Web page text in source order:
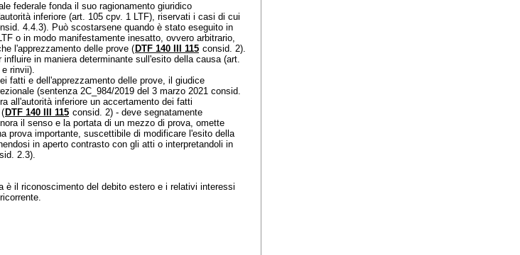
federale fonda il suo ragionamento giuridico
inferiore (art. 105 cpv. 1 LTF), riservati i casi di cui
4.4.3). Può scostarsene quando è stato eseguito in
o in modo manifestamente inesatto, ovvero arbitrario,
l'apprezzamento delle prove ( DTF 140 III 115 consid. 2).
in maniera determinante sull'esito della causa (art.
rinvii).
fatti e dell'apprezzamento delle prove, il giudice
(sentenza 2C_984/2019 del 3 marzo 2021 consid.
all'autorità inferiore un accertamento dei fatti
DTF 140 III 115 consid. 2) - deve segnatamente
il senso e la portata di un mezzo di prova, omette
prova importante, suscettibile di modificare l'esito della
in aperto contrasto con gli atti o interpretandoli in
2.3).
è il riconoscimento del debito estero e i relativi interessi